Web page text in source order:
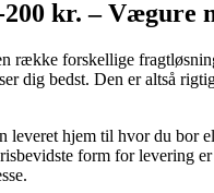
200 kr. – Vægure
række forskellige
dig bedst. Den er altså
hjem til hvor du bor
form for levering